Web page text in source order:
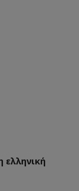
ελληνική